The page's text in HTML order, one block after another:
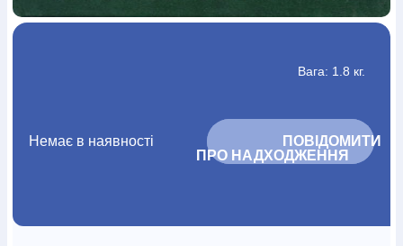
Книга в комплекті
Вага: 1.8 кг.
Немає в наявності
			ПОВІДОМИТИ
ПРО НАДХОДЖЕННЯ